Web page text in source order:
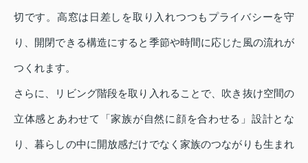
切です。高窓は日差しを取り入れつつもプライバシーを守
り、開閉できる構造にすると季節や時間に応じた風の流れが
つくれます。
さらに、リビング階段を取り入れることで、吹き抜け空間の
立体感とあわせて「家族が自然に顔を合わせる」設計とな
り、暮らしの中に開放感だけでなく家族のつながりも生まれ